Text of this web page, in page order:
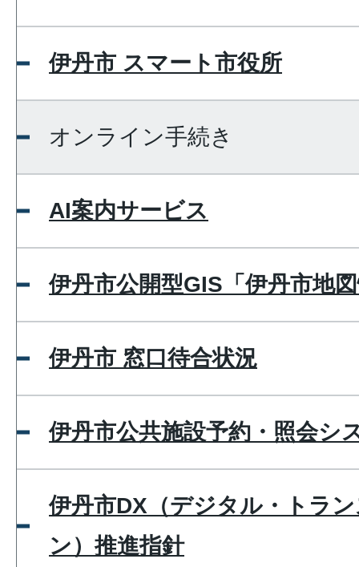
伊丹市 スマート市役所
オンライン手続き
AI案内サービス
伊丹市公開型GIS「伊丹市地
伊丹市 窓口待合状況
伊丹市公共施設予約・照会シ
伊丹市DX（デジタル・トラ
ン）推進指針